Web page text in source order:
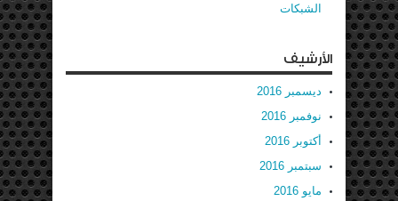
الشبكات
الأرشيف
ديسمبر 2016
نوفمبر 2016
أكتوبر 2016
سبتمبر 2016
مايو 2016